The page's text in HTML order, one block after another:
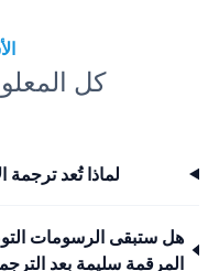
كل
لماذا تُعد ترجمة
هل ستبقى الرسومات
المرقمة سليمة بعد